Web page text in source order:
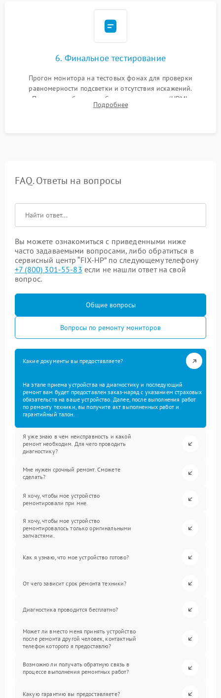
6. Финальное тестирование
Прогон монитора на тестовых фонах для проверки
равномерности подсветки и отсутствия искажений.
Проверка работоспособности всех портов (HDMI,
DisplayPort, VGA) и кнопок управления под нагрузкой в
Подробнее
FAQ. Ответы на вопросы
Вы можете ознакомиться с приведенными ниже
часто задаваемыми вопросами, либо обратиться в
сервисный центр “FIX-HP” по следующему телефону
+7 (800) 301-55-83 если не нашли ответ на свой
вопрос.
Общие вопросы
Вопросы по ремонту мониторов
Какие документы вы предоставляете?
На этапе приема устройства на диагностику и последующий
ремонт вам будет предоставлен заказ-наряд с указанием страховых
обязательств на ваше устройство. Далее, после выполнения работ
по ремонту техники, вы получите акт выполненных работ и
гарантийный талон.
Я уже знаю в чем неисправность и какой
ремонт необходим. Для чего проводить
диагностику?
Мне нужен срочный ремонт. Сможете
сделать?
Я хочу, чтобы мое устройство
ремонтировали при мне.
Я хочу, чтобы мое устройство
ремонтировалось только оригинальными
запчастями.
Как я узнаю, что мое устройство готово?
От чего зависит срок ремонта техники?
Диагностика проводится бесплатно?
Может ли вместо меня принять устройство
после ремонта другой человек, контактный
телефон которого я предоставлю?
Возможно ли получать обратную связь в
процессе выполнения ремонтных работ?
Какую гарантию вы предоставляете?